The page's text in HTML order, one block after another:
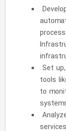
Set
tools
to